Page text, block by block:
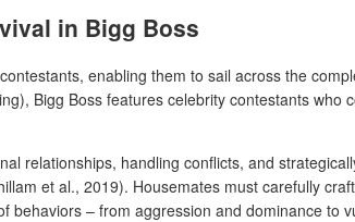
in Bigg Boss
enabling them to sail across the
Bigg Boss features celebrity contestants who
relationships, handling conflicts, and
et al., 2019). Housemates must carefully
– from aggression and dominance to